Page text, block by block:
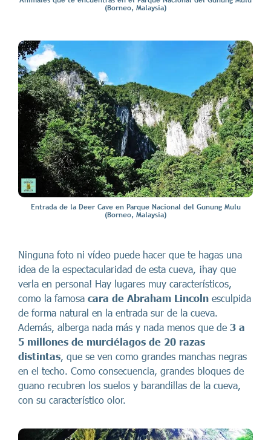
(Borneo, Malaysia)
Entrada de la Deer Cave en Parque Nacional del Gunung Mulu
(Borneo, Malaysia)
Ninguna foto ni vídeo puede hacer que te hagas una
idea de la espectacularidad de esta cueva, ¡hay que
verla en persona! Hay lugares muy característicos,
como la famosa cara de Abraham Lincoln esculpida
de forma natural en la entrada sur de la cueva.
Además, alberga nada más y nada menos que de 3 a
5 millones de murciélagos de 20 razas
distintas, que se ven como grandes manchas negras
en el techo. Como consecuencia, grandes bloques de
guano recubren los suelos y barandillas de la cueva,
con su característico olor.